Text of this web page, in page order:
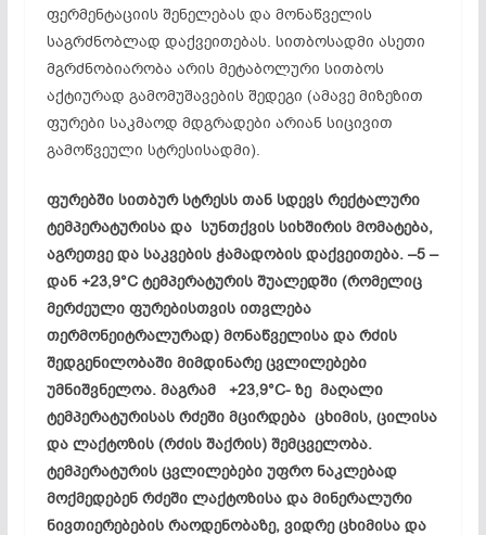
ფერმენტაციის შენელებას და მონაწვე­ლის
საგრძნობლად დაქვეითებას. სითბოსადმი ასეთი
მგრძნობიარობა არის მეტაბო­ლური სითბოს
აქტიურად გამომუშავების შედეგი (ამავე მიზეზით
ფურები საკმაოდ მდგრადები არიან სიცივით
გამოწვეული სტრესისადმი).
ფურებში სითბურ სტრესს თან სდევს რექტალური
ტემპერატურისა და სუნ­თქვის სიხშირის მომატება,
აგრეთვე და საკვების ჭამადობის დაქვეითება. –5 –
დან +23,9°С ტემპერატურის შუალედში (რომელიც
მერძეული ფურებისთვის ითვლება
თერმონეიტრალურად) მონაწველისა და რძის
შედგენილობაში მიმდინარე ცვლილე­ბები
უმნიშვნელოა. მაგრამ +23,9°С- ზე მაღალი
ტემპერატურისას რძეში მცირდება ცხიმის, ცილისა
და ლაქტოზის (რძის შაქრის) შემცველობა.
ტემპერატურის ცვლილებები უფრო ნაკლებად
მოქმედებენ რძეში ლაქტოზისა და მინერალური
ნივთიერებების რაოდენობაზე, ვიდრე ცხიმისა და